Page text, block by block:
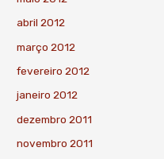
abril 2012
março 2012
fevereiro 2012
janeiro 2012
dezembro 2011
novembro 2011